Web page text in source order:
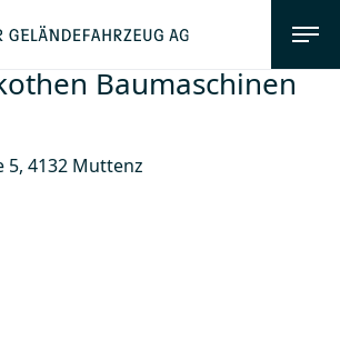
Baumaschinen
5, 4132 Muttenz